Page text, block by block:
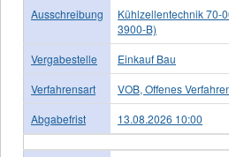
Ausschreibung
Kühlzellentechnik 70-
3900-B)
Vergabestelle
Einkauf Bau
Verfahrensart
VOB, Offenes
Abgabefrist
13.08.2026 10:00